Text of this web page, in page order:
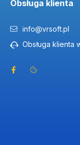
Obsługa klienta
info@vrsoft.pl
Obsługa klienta